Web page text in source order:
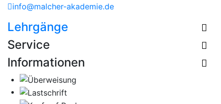
info@malcher-akademie.de
Lehrgänge
Service
Informationen